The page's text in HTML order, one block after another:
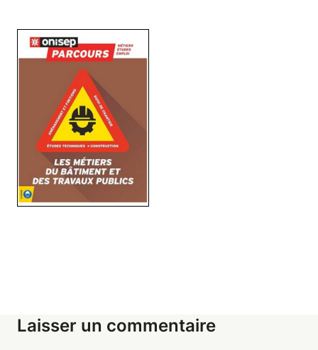
Laisser un commentaire